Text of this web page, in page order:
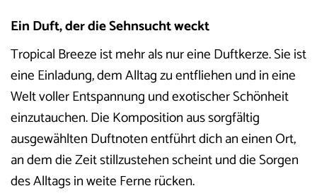
Ein Duft, der die Sehnsucht weckt
Tropical Breeze ist mehr als nur eine Duftkerze. Sie ist
eine Einladung, dem Alltag zu entfliehen und in eine
Welt voller Entspannung und exotischer Schönheit
einzutauchen. Die Komposition aus sorgfältig
ausgewählten Duftnoten entführt dich an einen Ort,
an dem die Zeit stillzustehen scheint und die Sorgen
des Alltags in weite Ferne rücken.